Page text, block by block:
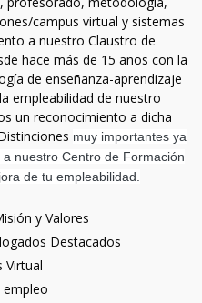
campus virtual y sistemas
a nuestro Claustro de
hace más de 15 años con la
de enseñanza-aprendizaje
empleabilidad de nuestro
un reconocimiento a dicha
muy importantes ya
nuestro Centro de Formación
de tu empleabilidad.
y Valores
Destacados
Virtual
empleo